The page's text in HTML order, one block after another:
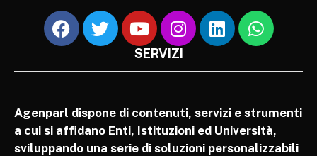
SERVIZI
Agenparl dispone di contenuti, servizi e strumenti
a cui si affidano Enti, Istituzioni ed Università,
sviluppando una serie di soluzioni personalizzabili